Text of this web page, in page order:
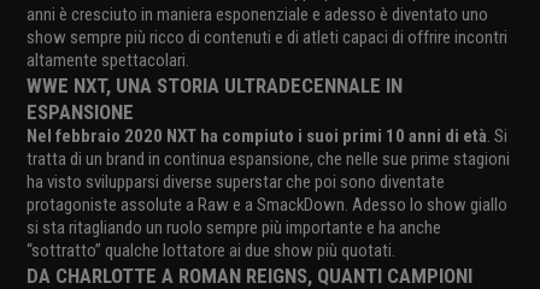
anni è cresciuto in maniera esponenziale e adesso è diventato uno
show sempre più ricco di contenuti e di atleti capaci di offrire incontri
altamente spettacolari.
WWE NXT, UNA STORIA ULTRADECENNALE IN
ESPANSIONE
Nel febbraio 2020 NXT ha compiuto i suoi primi 10 anni di età. Si
tratta di un brand in continua espansione, che nelle sue prime stagioni
ha visto svilupparsi diverse superstar che poi sono diventate
protagoniste assolute a Raw e a SmackDown. Adesso lo show giallo
si sta ritagliando un ruolo sempre più importante e ha anche
“sottratto” qualche lottatore ai due show più quotati.
DA CHARLOTTE A ROMAN REIGNS, QUANTI CAMPIONI